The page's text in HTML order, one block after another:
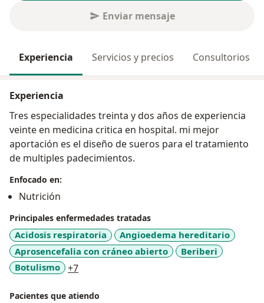
Enviar mensaje
Experiencia Servicios y precios Consultorios
Experiencia
Tres especialidades treinta y dos años de experiencia
veinte en medicina critica en hospital. mi mejor
aportación es el diseño de sueros para el tratamiento
de multiples padecimientos.
Enfocado en:
Nutrición
Principales enfermedades tratadas
Acidosis respiratoria
Angioedema hereditario
Aprosencefalia con cráneo abierto
Beriberi
Botulismo
+7a11y_sr_more_diseases
Pacientes que atiendo